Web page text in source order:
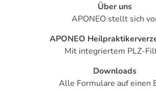
Über uns
APONEO stellt sich
APONEO
Mit integriertem PLZ-
Downloads
Alle Formulare auf einen